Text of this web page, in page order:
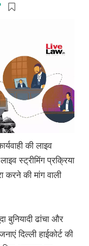
की लाइव
स्ट्रीमिंग प्रक्रिया
करने की मांग वाली
बुनियादी ढांचा और
दिल्ली हाईकोर्ट की